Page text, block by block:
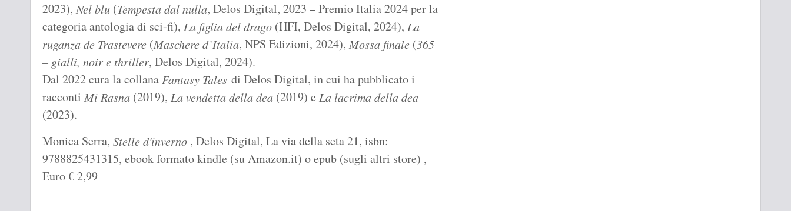
2023), Nel blu (Tempesta dal nulla, Delos Digital, 2023 – Premio Italia 2024 per la
categoria antologia di sci-fi), La figlia del drago (HFI, Delos Digital, 2024), La
ruganza de Trastevere (Maschere d’Italia, NPS Edizioni, 2024), Mossa finale (365
– gialli, noir e thriller, Delos Digital, 2024).
Dal 2022 cura la collanaFantasy Tales di Delos Digital, in cui ha pubblicato i
racconti Mi Rasna (2019), La vendetta della dea (2019) e La lacrima della dea
(2023).
Monica Serra, Stelle d'inverno , Delos Digital, La via della seta 21, isbn:
9788825431315, ebook formato kindle (su Amazon.it) o epub (sugli altri store) ,
Euro€2,99